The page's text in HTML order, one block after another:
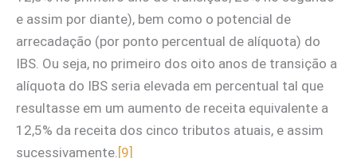
e assim por diante), bem como o potencial de
arrecadação (por ponto percentual de alíquota) do
IBS. Ou seja, no primeiro dos oito anos de transição a
alíquota do IBS seria elevada em percentual tal que
resultasse em um aumento de receita equivalente a
12,5% da receita dos cinco tributos atuais, e assim
sucessivamente. [9]